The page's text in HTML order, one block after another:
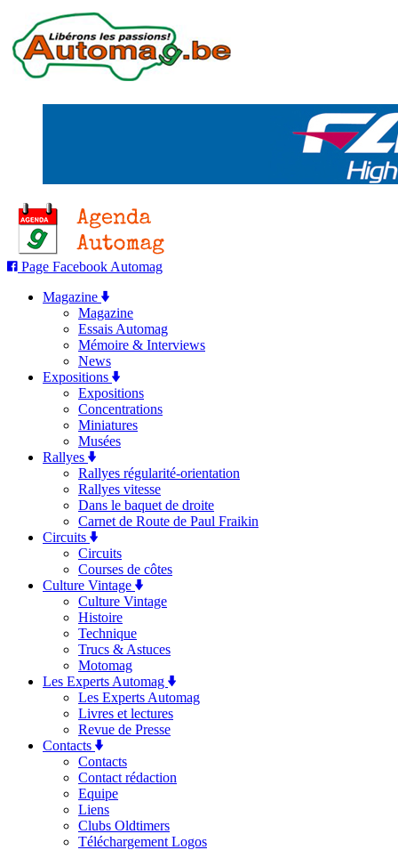
Page Facebook Automag
Magazine
Magazine
Essais Automag
Mémoire & Interviews
News
Expositions
Expositions
Concentrations
Miniatures
Musées
Rallyes
Rallyes régularité-orientation
Rallyes vitesse
Dans le baquet de droite
Carnet de Route de Paul Fraikin
Circuits
Circuits
Courses de côtes
Culture Vintage
Culture Vintage
Histoire
Technique
Trucs & Astuces
Motomag
Les Experts Automag
Les Experts Automag
Livres et lectures
Revue de Presse
Contacts
Contacts
Contact rédaction
Equipe
Liens
Clubs Oldtimers
Téléchargement Logos